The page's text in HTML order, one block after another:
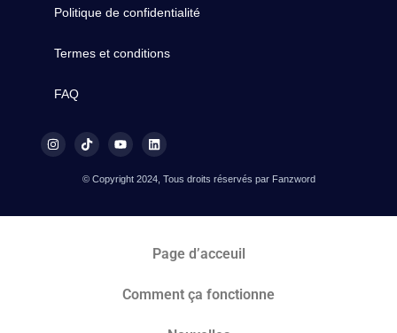
Politique de confidentialité
Termes et conditions
FAQ
© Copyright 2024, Tous droits réservés par Fanzword
Page d’acceuil
Comment ça fonctionne